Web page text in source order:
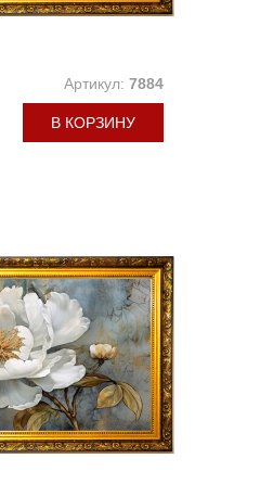
Артикул: 7884
В КОРЗИНУ